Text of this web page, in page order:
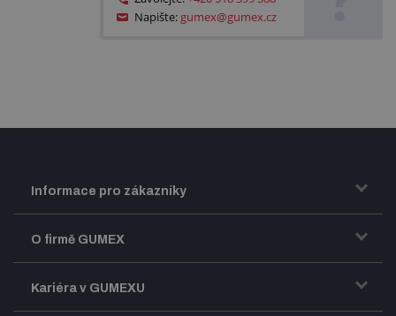
Napište: gumex@gumex.cz
Informace pro zákazníky
Doprava a zasílání zboží
Obchodní podmínky
O firmě GUMEX
Představení firmy GUMEX
Kariéra v GUMEXU